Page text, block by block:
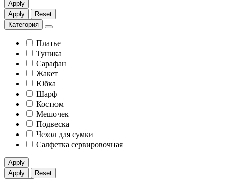
Apply
Apply
Reset
Категория
Платье
Туника
Сарафан
Жакет
Юбка
Шарф
Костюм
Мешочек
Подвеска
Чехол для сумки
Салфетка сервировочная
Apply
Apply
Reset